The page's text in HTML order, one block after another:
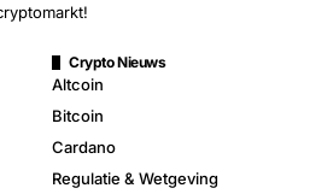
Crypto Nieuws
Altcoin
Bitcoin
Cardano
Regulatie & Wetgeving